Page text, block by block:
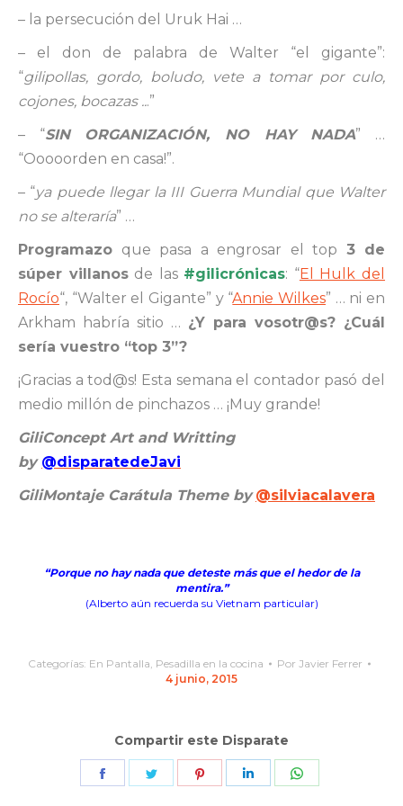
– la persecución del Uruk Hai …
– el don de palabra de Walter “el gigante”:
“gilipollas, gordo, boludo, vete a tomar por culo,
cojones, bocazas ...”
– “SIN ORGANIZACIÓN, NO HAY NADA” …
“Ooooorden en casa!”.
– “ya puede llegar la III Guerra Mundial que Walter
no se alteraría” …
Programazo que pasa a engrosar el top 3 de
súper villanosde las #gilicrónicas: “El Hulk del
Rocío“, “Walter el Gigante” y “Annie Wilkes” … ni en
Arkham habría sitio … ¿Y para vosotr@s? ¿Cuál
sería vuestro “top 3”?
¡Gracias a tod@s! Esta semana el contador pasó del
medio millón de pinchazos … ¡Muy grande!
GiliConcept Art and Writting
by @disparatedeJavi
GiliMontaje Carátula Theme by @silviacalavera
“Porque no hay nada que deteste más que el hedor de la
mentira.”
(Alberto aún recuerda su Vietnam particular)
Categorías: En Pantalla, Pesadilla en la cocina Por Javier Ferrer
4 junio, 2015
Compartir este Disparate
Share
Share
Share
Share